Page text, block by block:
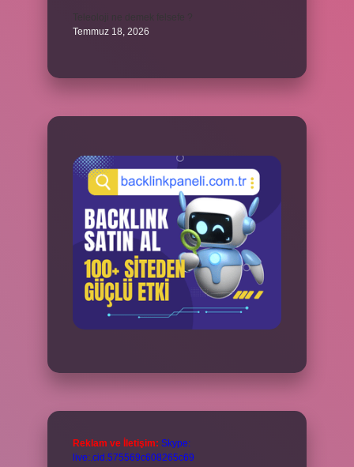
Temmuz 18, 2026
Reklam ve İletişim: Skype:
live:.cid.575569c608265c69